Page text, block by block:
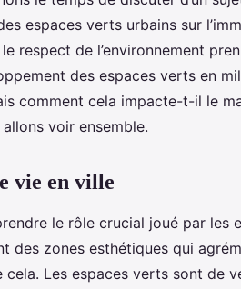
espaces verts urbains sur
respect de l’environnement
des espaces verts en
comment cela impacte-t-il le
allons voir ensemble.
vie en ville
le rôle crucial joué par les
des zones esthétiques qui
Les espaces verts sont de